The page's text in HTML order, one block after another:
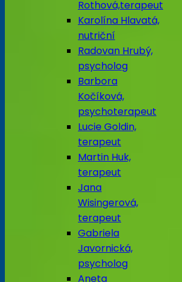
Rothová,terapeut
Karolína Hlavatá,
nutriční
Radovan Hrubý,
psycholog
Barbora
Kočíková,
psychoterapeut
Lucie Goldin,
terapeut
Martin Huk,
terapeut
Jana
Wisingerová,
terapeut
Gabriela
Javornická,
psycholog
Aneta